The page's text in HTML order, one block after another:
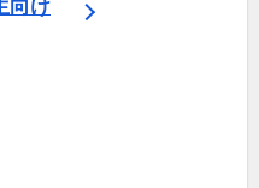
向け